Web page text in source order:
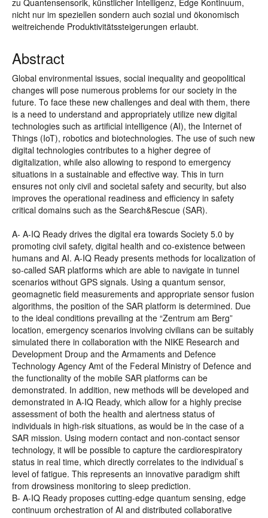
zu Quantensensorik, künstlicher Intelligenz, Edge Kontinuum,
nicht nur im speziellen sondern auch sozial und ökonomisch
weitreichende Produktivitätssteigerungen erlaubt.
Abstract
Global environmental issues, social inequality and geopolitical
changes will pose numerous problems for our society in the
future. To face these new challenges and deal with them, there
is a need to understand and appropriately utilize new digital
technologies such as artificial intelligence (AI), the Internet of
Things (IoT), robotics and biotechnologies. The use of such new
digital technologies contributes to a higher degree of
digitalization, while also allowing to respond to emergency
situations in a sustainable and effective way. This in turn
ensures not only civil and societal safety and security, but also
improves the operational readiness and efficiency in safety
critical domains such as the Search&Rescue (SAR).
A- A-IQ Ready drives the digital era towards Society 5.0 by
promoting civil safety, digital health and co-existence between
humans and AI. A-IQ Ready presents methods for localization of
so-called SAR platforms which are able to navigate in tunnel
scenarios without GPS signals. Using a quantum sensor,
geomagnetic field measurements and appropriate sensor fusion
algorithms, the position of the SAR platform is determined. Due
to the ideal conditions prevailing at the “Zentrum am Berg”
location, emergency scenarios involving civilians can be suitably
simulated there in collaboration with the NIKE Research and
Development Droup and the Armaments and Defence
Technology Agency Amt of the Federal Ministry of Defence and
the functionality of the mobile SAR platforms can be
demonstrated. In addition, new methods will be developed and
demonstrated in A-IQ Ready, which allow for a highly precise
assessment of both the health and alertness status of
individuals in high-risk situations, as would be in the case of a
SAR mission. Using modern contact and non-contact sensor
technology, it will be possible to capture the cardiorespiratory
status in real time, which directly correlates to the individual`s
level of fatigue. This represents an innovative paradigm shift
from drowsiness monitoring to sleep prediction.
B- A-IQ Ready proposes cutting-edge quantum sensing, edge
continuum orchestration of AI and distributed collaborative